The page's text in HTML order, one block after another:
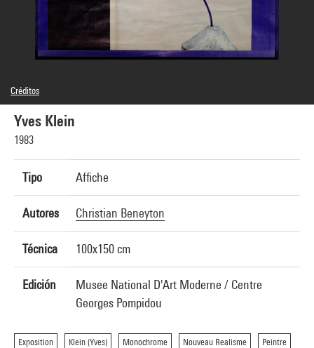
Yves Klein
1983
Tipo Affiche
Autores Christian Beneyton
Técnica 100x150 cm
Edición
Musee National D'Art Moderne / Centre
Georges Pompidou
Exposition Klein (Yves) Monochrome Nouveau Realisme Peintre
Créditos
© Centre Pompidou, 1983 ; Œuvre reproduite : Yves Klein © ADAGP, Paris 1983 ; Photographie :
Shunk-Kender © Roy Lichtenstein Foundation ; Conception graphique : Christian Beneyton